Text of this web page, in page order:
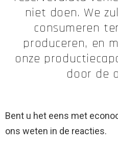
niet doen. We
consumeren
produceren, en
onze
door de
Bent u het eens met
ons weten in de reacties.